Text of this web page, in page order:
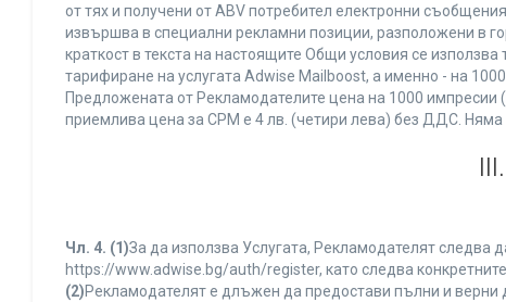
от тях и получени от ABV потребител електронни
извършва в специални рекламни позиции, разположени в
краткост в текста на настоящите Общи условия се
тарифиране на услугата Adwise Mailboost, а именно - на
Предложената от Рекламодателите цена на 1000
приемлива цена за CPM е 4 лв. (четири лева) без ДДС.
Чл. 4. (1)За да използва Услугата, Рекламодателят следва
https://www.adwise.bg/auth/register, като следва
(2)Рекламодателят е длъжен да предостави пълни и верни